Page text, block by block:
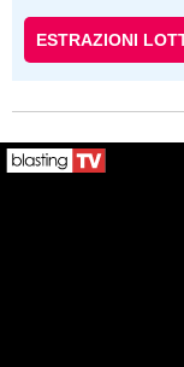
ESTRAZIONI